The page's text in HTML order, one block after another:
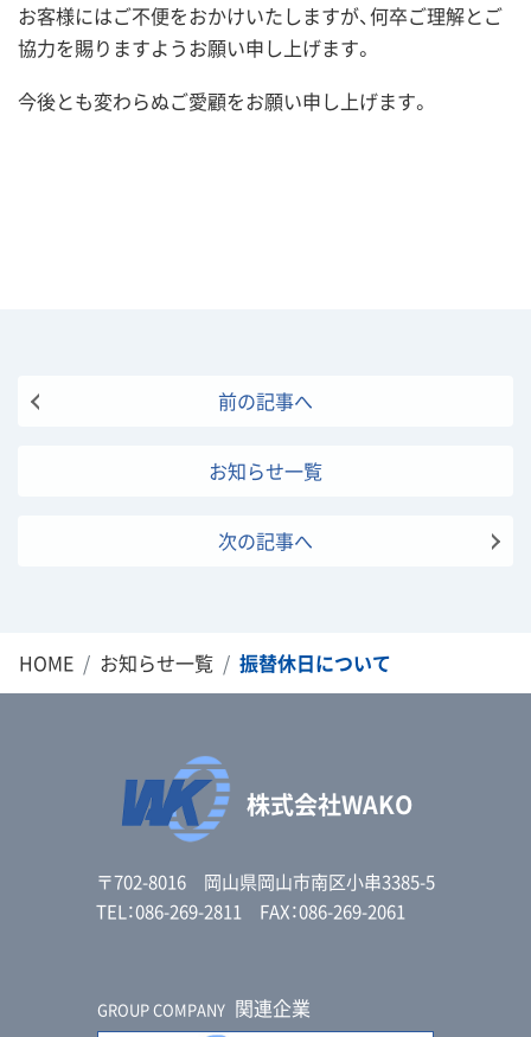
お客様にはご不便をおかけいたしますが、何卒ご理解とご
協力を賜りますようお願い申し上げます。
今後とも変わらぬご愛顧をお願い申し上げます。
前の記事へ
お知らせ一覧
次の記事へ
HOME お知らせ一覧 振替休日について
株式会社WAKO
〒702-8016 岡山県岡山市南区小串3385-5
TEL：086-269-2811 FAX：086-269-2061
GROUP COMPANY 関連企業